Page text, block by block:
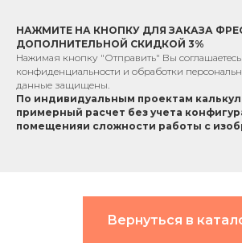
НАЖМИТЕ НА КНОПКУ ДЛЯ ЗАКАЗА
ДОПОЛНИТЕЛЬНОЙ СКИДКОЙ 3%
Нажимая кнопку "Отправить" Вы соглашаетесь
конфиденциальности и обработки
данные защищены.
По индивидуальным проектам к
примерный расчет без учета
помещенияи сложности работы с
Вернуться в